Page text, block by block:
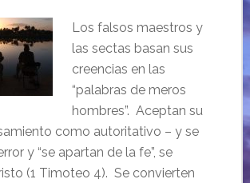
Los falsos maestros y
las sectas basan sus
creencias en las
“palabras de meros
hombres”. Aceptan su
como autoritativo – y se
y “se apartan de la fe”, se
(1 Timoteo 4). Se convierten